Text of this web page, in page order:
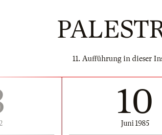
11. Aufführung in dieser
10
Juni 1985